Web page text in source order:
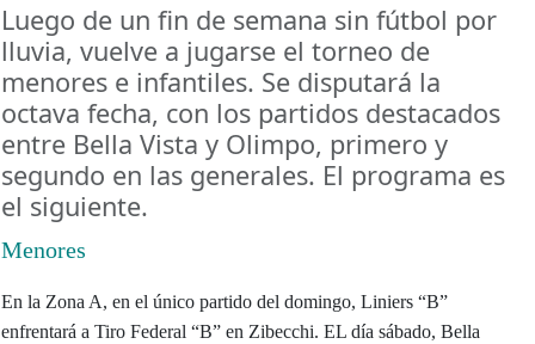
Luego de un fin de semana sin fútbol por
lluvia, vuelve a jugarse el torneo de
menores e infantiles. Se disputará la
octava fecha, con los partidos destacados
entre Bella Vista y Olimpo, primero y
segundo en las generales. El programa es
el siguiente.
Menores
En la Zona A, en el único partido del domingo, Liniers “B”
enfrentará a Tiro Federal “B” en Zibecchi. EL día sábado, Bella